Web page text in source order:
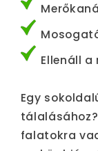
Ellenáll
Egy
falatokra